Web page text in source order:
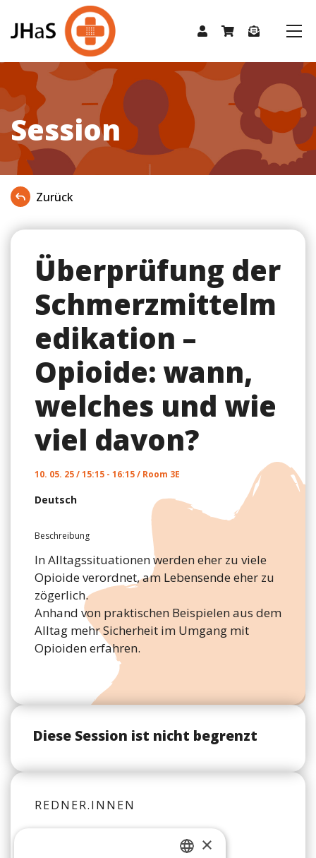
Session
Zurück
Überprüfung der
Schmerzmittelm
edikation –
Opioide: wann,
welches und wie
viel davon?
10. 05. 25 / 15:15 - 16:15 / Room 3E
Deutsch
Beschreibung
In Alltagssituationen werden eher zu viele
Opioide verordnet, am Lebensende eher zu
zögerlich.
Anhand von praktischen Beispielen aus dem
Alltag mehr Sicherheit im Umgang mit
Opioiden erfahren.
Diese Session ist nicht begrenzt
REDNER.INNEN
Manuel Jungi ×